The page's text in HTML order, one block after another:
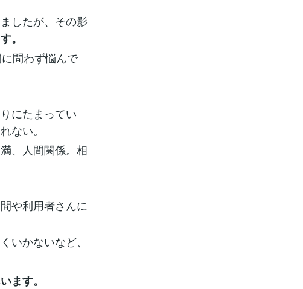
したが、その影
。
問わず悩んで
にたまってい
ない。
、人間関係。相
や利用者さんに
いかないなど、
ます。